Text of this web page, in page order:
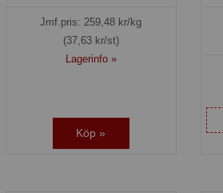
Jmf.pris: 259,48 kr/kg
(37,63 kr/st)
Lagerinfo »
Köp »